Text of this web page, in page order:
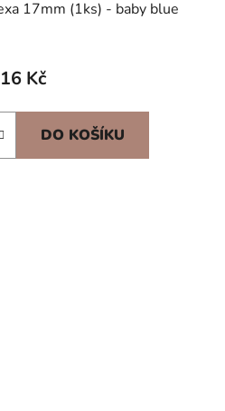
17mm (1ks) - baby blue
16 Kč
DO KOŠÍKU